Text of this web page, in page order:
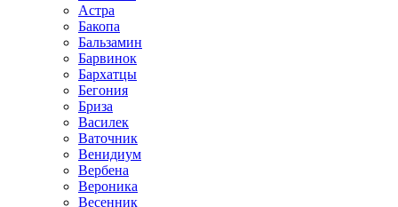
Астра
Бакопа
Бальзамин
Барвинок
Бархатцы
Бегония
Бриза
Василек
Ваточник
Венидиум
Вербена
Вероника
Весенник